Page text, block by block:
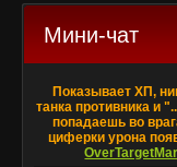
Мини-чат
Показывает ХП,
танка противника и
попадаешь во
циферки урона